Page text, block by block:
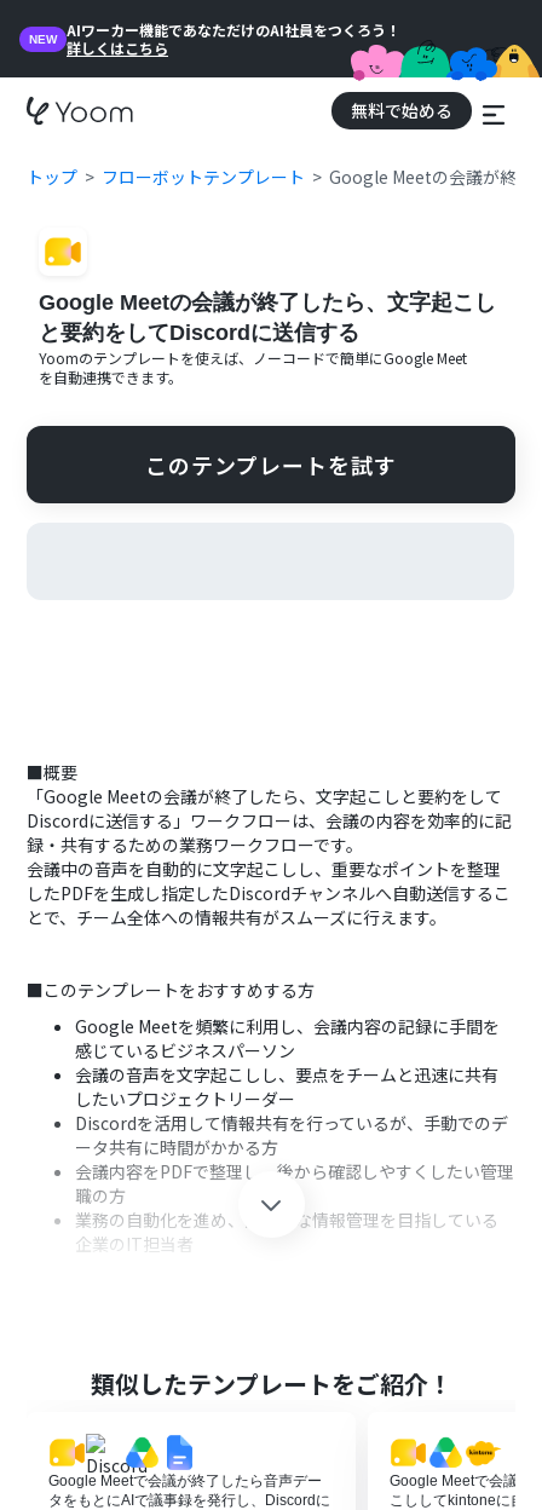
NEW
AIワーカー機能であなただけのAI社員をつくろう！
詳しくはこちら
無料で始める
トップ フローボットテンプレート Google Meetの会議が終了
Google Meetの会議が終了したら、文字起こし
と要約をしてDiscordに送信する
Yoomのテンプレートを使えば、ノーコードで簡単にGoogle Meet
を自動連携できます。
このテンプレートを試す
■概要
「Google Meetの会議が終了したら、文字起こしと要約をして
Discordに送信する」ワークフローは、会議の内容を効率的に記
録・共有するための業務ワークフローです。
会議中の音声を自動的に文字起こしし、重要なポイントを整理
したPDFを生成し指定したDiscordチャンネルへ自動送信するこ
とで、チーム全体への情報共有がスムーズに行えます。
■このテンプレートをおすすめする方
Google Meetを頻繁に利用し、会議内容の記録に手間を
感じているビジネスパーソン
会議の音声を文字起こしし、要点をチームと迅速に共有
したいプロジェクトリーダー
Discordを活用して情報共有を行っているが、手動でのデ
ータ共有に時間がかかる方
会議内容をPDFで整理し、後から確認しやすくしたい管理
職の方
業務の自動化を進め、効率的な情報管理を目指している
企業のIT担当者
要点を整理したPDFを生成することで、情報の見やすさが
向上します。
が可能です。
類似したテンプレートをご紹介！
Google Meetで会議が終了したら音声デー
タをもとにAIで議事録を発行し、Discordに
Google Meetで会議が
こししてkintoneに自